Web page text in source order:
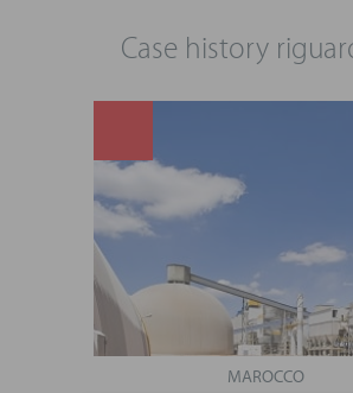
Case history
MAROCCO